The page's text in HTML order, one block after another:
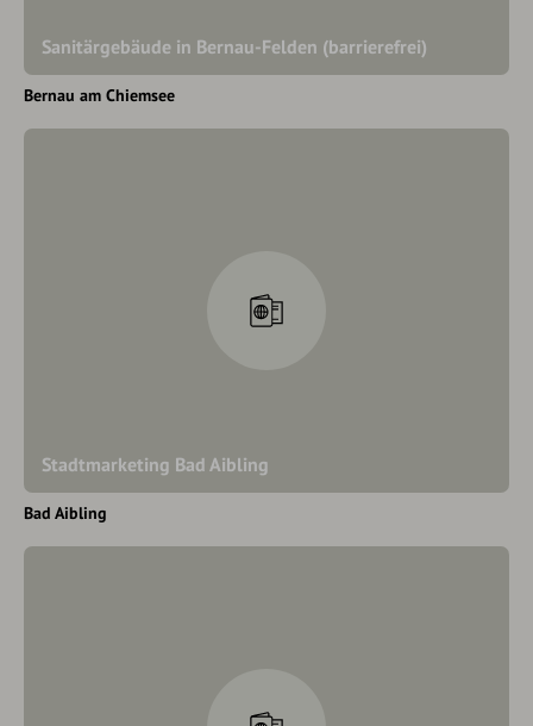
Sanitärgebäude in Bernau-Felden (barrierefrei)
Bernau am Chiemsee
Stadtmarketing Bad Aibling
Bad Aibling